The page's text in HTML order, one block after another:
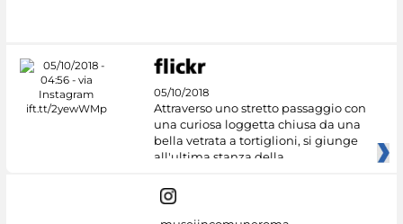
05/10/2018
Attraverso uno stretto passaggio con
una curiosa loggetta chiusa da una
bella vetrata a tortiglioni, si giunge
all'ultima stanza della